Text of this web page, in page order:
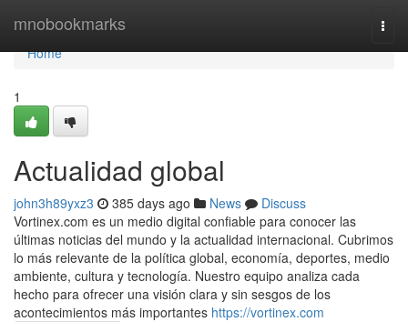
mnobookmarks
Home
Home
1
Actualidad global
john3h89yxz3 385 days ago News
Discuss
Vortinex.com es un medio digital confiable para conocer las
últimas noticias del mundo y la actualidad internacional. Cubrimos
lo más relevante de la política global, economía, deportes, medio
ambiente, cultura y tecnología. Nuestro equipo analiza cada
hecho para ofrecer una visión clara y sin sesgos de los
acontecimientos más importantes https://vortinex.com